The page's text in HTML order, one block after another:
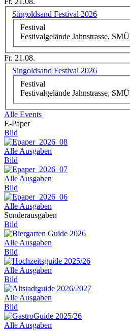
Singoldsand Festival 2026
Festival
Festivalgelände Jahnstrasse, SMÜ
Fr. 21.08.
Singoldsand Festival 2026
Festival
Festivalgelände Jahnstrasse, SMÜ
Alle Events
E-Paper
Bild
Alle Ausgaben
Bild
Alle Ausgaben
Bild
Alle Ausgaben
Sonderausgaben
Bild
Alle Ausgaben
Bild
Alle Ausgaben
Bild
Alle Ausgaben
Bild
Alle Ausgaben